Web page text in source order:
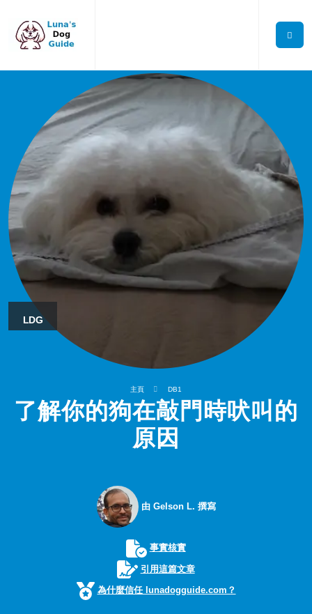
LDG
主頁 DB1
了解你的狗在敲門時吠叫的
原因
由 Gelson L. 撰寫
事實核實
引用這篇文章
為什麼信任 lunadogguide.com？